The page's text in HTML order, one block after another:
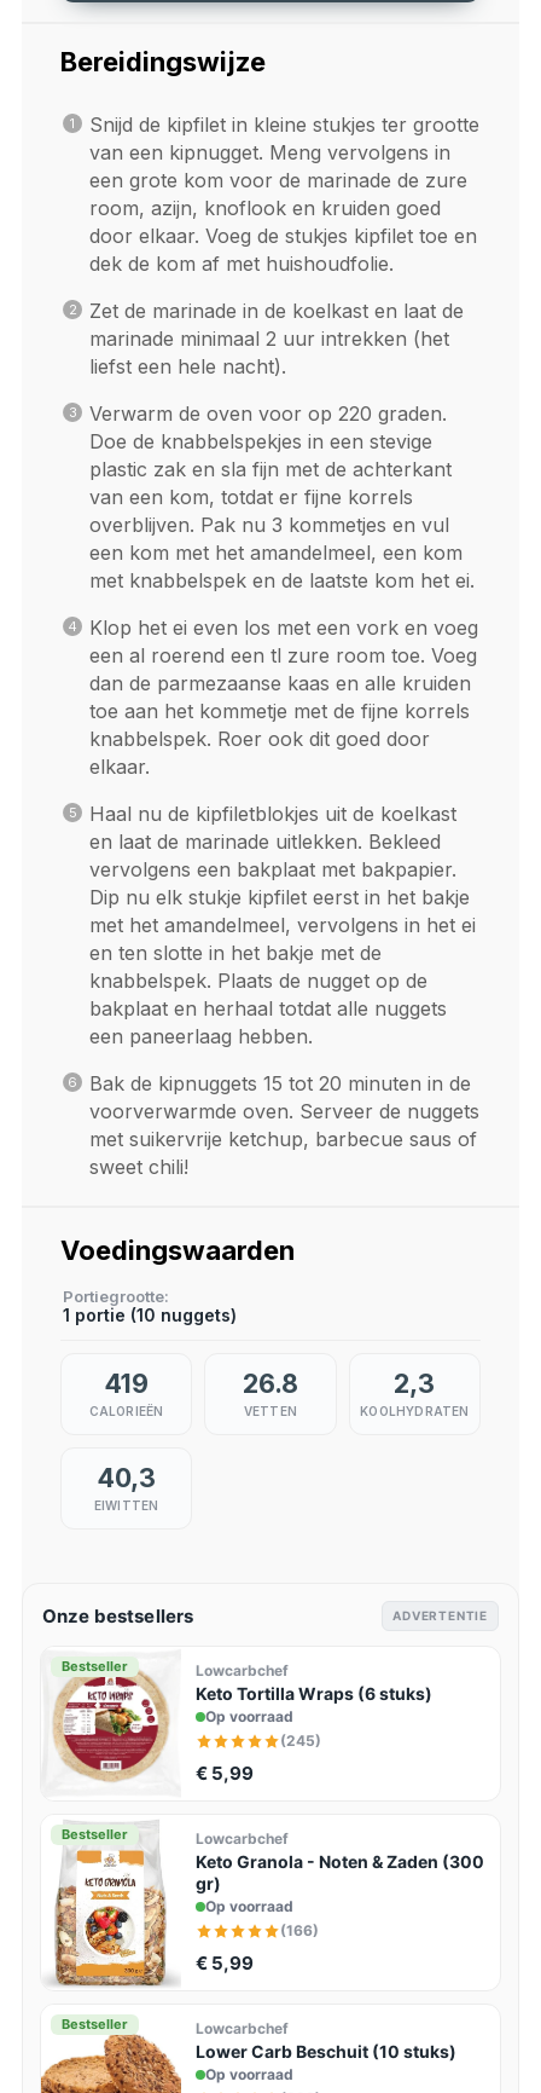
Bereidingswijze
Snijd de kipfilet in kleine stukjes ter grootte
van een kipnugget. Meng vervolgens in
een grote kom voor de marinade de zure
room, azijn, knoflook en kruiden goed
door elkaar. Voeg de stukjes kipfilet toe en
dek de kom af met huishoudfolie.
Zet de marinade in de koelkast en laat de
marinade minimaal 2 uur intrekken (het
liefst een hele nacht).
Verwarm de oven voor op 220 graden.
Doe de knabbelspekjes in een stevige
plastic zak en sla fijn met de achterkant
van een kom, totdat er fijne korrels
overblijven. Pak nu 3 kommetjes en vul
een kom met het amandelmeel, een kom
met knabbelspek en de laatste kom het ei.
Klop het ei even los met een vork en voeg
een al roerend een tl zure room toe. Voeg
dan de parmezaanse kaas en alle kruiden
toe aan het kommetje met de fijne korrels
knabbelspek. Roer ook dit goed door
elkaar.
Haal nu de kipfiletblokjes uit de koelkast
en laat de marinade uitlekken. Bekleed
vervolgens een bakplaat met bakpapier.
Dip nu elk stukje kipfilet eerst in het bakje
met het amandelmeel, vervolgens in het ei
en ten slotte in het bakje met de
knabbelspek. Plaats de nugget op de
bakplaat en herhaal totdat alle nuggets
een paneerlaag hebben.
Bak de kipnuggets 15 tot 20 minuten in de
voorverwarmde oven. Serveer de nuggets
met suikervrije ketchup, barbecue saus of
sweet chili!
Voedingswaarden
Portiegrootte
1 portie (10 nuggets)
419
CALORIEËN
26.8
VETTEN
2,3
KOOLHYDRATEN
40,3
EIWITTEN
Onze bestsellers ADVERTENTIE
Bestseller Lowcarbchef
Keto Tortilla Wraps (6 stuks)
Op voorraad
(245)
€ 5,99
Bestseller Lowcarbchef
Keto Granola - Noten & Zaden (300
gr)
Op voorraad
(166)
€ 5,99
Bestseller Lowcarbchef
Lower Carb Beschuit (10 stuks)
Op voorraad